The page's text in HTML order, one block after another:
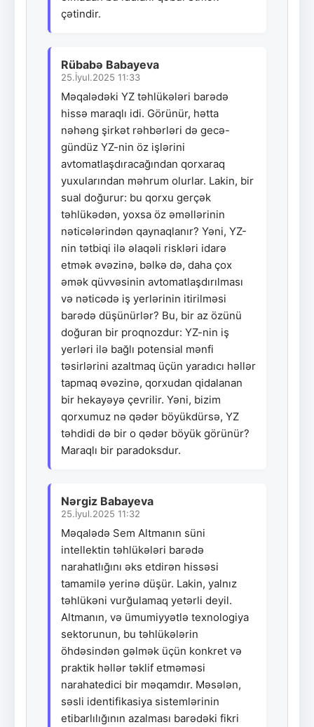
çətindir.
Rübabə Babayeva
25.İyul.2025 11:33
Məqalədəki YZ təhlükələri barədə
hissə maraqlı idi. Görünür, hətta
nəhəng şirkət rəhbərləri də gecə-
gündüz YZ-nin öz işlərini
avtomatlaşdıracağından qorxaraq
yuxularından məhrum olurlar. Lakin, bir
sual doğurur: bu qorxu gerçək
təhlükədən, yoxsa öz əməllərinin
nəticələrindən qaynaqlanır? Yəni, YZ-
nin tətbiqi ilə əlaqəli riskləri idarə
etmək əvəzinə, bəlkə də, daha çox
əmək qüvvəsinin avtomatlaşdırılması
və nəticədə iş yerlərinin itirilməsi
barədə düşünürlər? Bu, bir az özünü
doğuran bir proqnozdur: YZ-nin iş
yerləri ilə bağlı potensial mənfi
təsirlərini azaltmaq üçün yaradıcı həllər
tapmaq əvəzinə, qorxudan qidalanan
bir hekayəyə çevrilir. Yəni, bizim
qorxumuz nə qədər böyükdürsə, YZ
təhdidi də bir o qədər böyük görünür?
Maraqlı bir paradoksdur.
Nərgiz Babayeva
25.İyul.2025 11:32
Məqalədə Sem Altmanın süni
intellektin təhlükələri barədə
narahatlığını əks etdirən hissəsi
tamamilə yerinə düşür. Lakin, yalnız
təhlükəni vurğulamaq yetərli deyil.
Altmanın, və ümumiyyətlə texnologiya
sektorunun, bu təhlükələrin
öhdəsindən gəlmək üçün konkret və
praktik həllər təklif etməməsi
narahatedici bir məqamdır. Məsələn,
səsli identifikasiya sistemlərinin
etibarlılığının azalması barədəki fikri